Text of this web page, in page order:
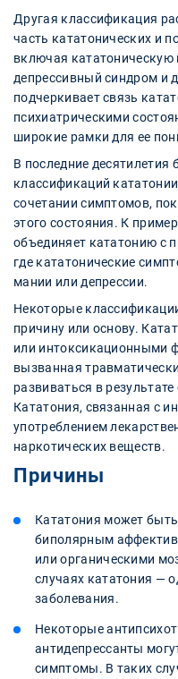
Другая классификация
часть кататонических и
включая
депрессивный синдром и
подчеркивает связь
психиатрическими
широкие рамки для ее
В последние
классификаций
сочетании симптомов,
этого состояния. К
объединяет кататонию с
где кататонические
мании или депрессии.
Некоторые
причину или основу.
или интоксикационными
вызванная
развиваться в
Кататония, связанная с
употреблением
наркотических веществ.
Причины
Кататония может
биполярным
или органическими
случаях кататония —
заболевания.
Некоторые
антидепрессанты
симптомы. В таких